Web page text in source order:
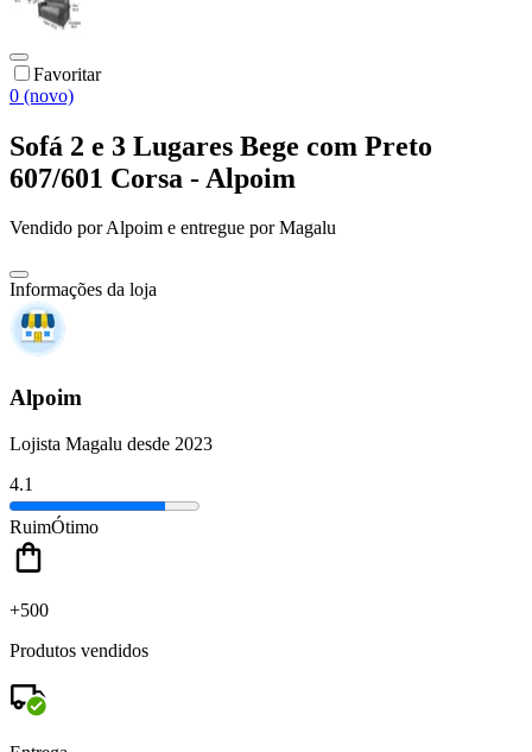
Favoritar
0 (novo)
Sofá 2 e 3 Lugares Bege com Preto
607/601 Corsa - Alpoim
Vendido porAlpoim e entregue por Magalu
Informações da loja
Alpoim
Lojista Magalu desde 2023
4.1
RuimÓtimo
+500
Produtos vendidos